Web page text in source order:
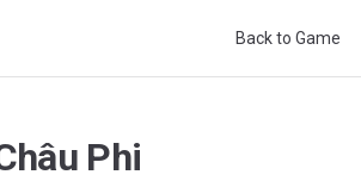
Back to Game
Phi